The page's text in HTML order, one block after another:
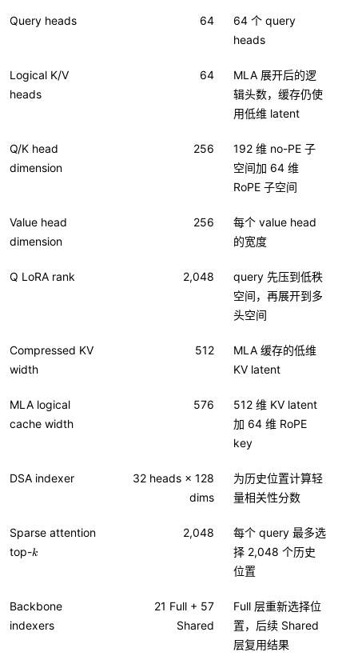
Query heads 64
64 个 query
heads
Logical K/V
heads
64
MLA 展开后的逻
辑头数，缓存仍使
用低维 latent
Q/K head
dimension
256
192 维 no-PE 子
空间加 64 维
RoPE 子空间
Value head
dimension
256
每个 value head
的宽度
Q LoRA rank 2,048
query 先压到低秩
空间，再展开到多
头空间
Compressed KV
width
512
MLA 缓存的低维
KV latent
MLA logical
cache width
576
512 维 KV latent
加 64 维 RoPE
key
DSA indexer
32 heads × 128
dims
为历史位置计算轻
量相关性分数
Sparse attention
top-k
k
2,048
每个 query 最多选
择 2,048 个历史
位置
Backbone
indexers
21 Full + 57
Shared
Full 层重新选择位
置，后续 Shared
层复用结果